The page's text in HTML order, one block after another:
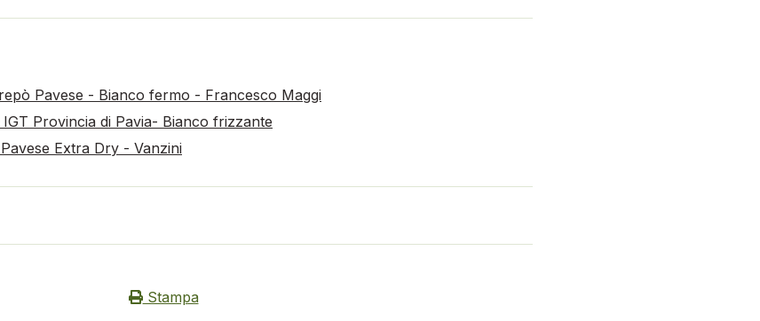
Pavese - Bianco fermo - Francesco Maggi
Provincia di Pavia- Bianco frizzante
Extra Dry - Vanzini
Stampa